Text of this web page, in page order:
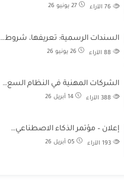
27 يونيو 26 الآراء
السندات الرسمية: تعريفها، شروط…
26 يونيو 26 الآراء
الشركات المهنية في النظام السع…
14 أبريل 26 الآراء
إعلان – مؤتمر الذكاء الاصطناعي…
05 أبريل 26 الآراء